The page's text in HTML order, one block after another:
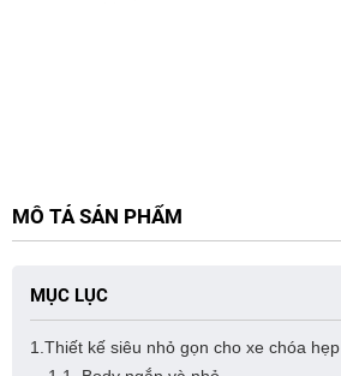
MÔ TẢ SẢN PHẨM
MỤC LỤC
1.Thiết kế siêu nhỏ gọn cho xe chóa hẹp